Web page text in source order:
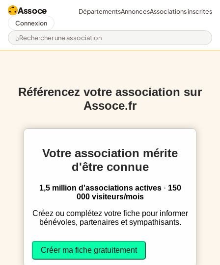
Assoce
Rechercher une association
DépartementsAnnoncesAssociations inscrites
Connexion
Référencez votre association sur
Assoce.fr
Votre association mérite
d'être connue
1,5 million d'associations actives· 150
000 visiteurs/mois
Créez ou complétez votre fiche pour informer
bénévoles, partenaires et sympathisants.
Créer ma fiche gratuitement